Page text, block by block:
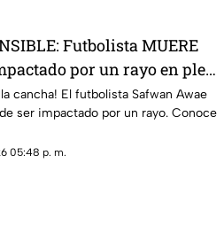
Futbolista MUERE
por un rayo en pleno
ocurrió
la cancha! El futbolista Safwan Awae
ser impactado por un rayo. Conoce
05:48 p. m.